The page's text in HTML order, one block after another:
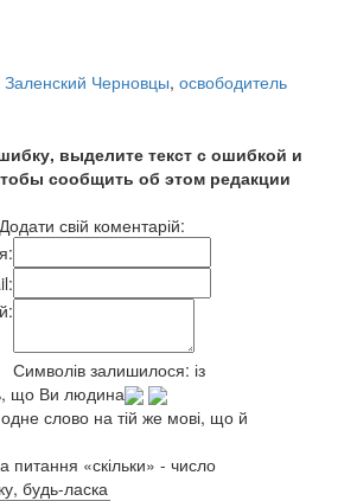
Заленский Черновцы, освободитель
выделите текст с ошибкой и
сообщить об этом редакции
Додати свій коментарій:
Символів залишилося: із
що Ви людина
одне слово на тій же мові, що й
питання «скільки» - число
будь-ласка